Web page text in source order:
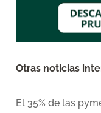
Otras noticias
El 35% de las